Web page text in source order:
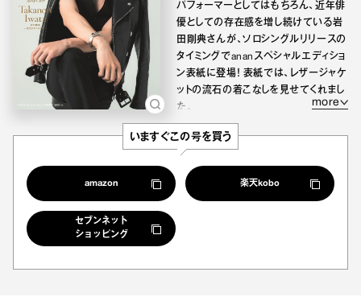
more
パフォーマーとしてはもちろん、近年俳
優としての存在感を増し続けている岩
田剛典さんが、ソロシングルリリースの
タイミングでananスペシャルエディショ
ン表紙に登場！ 表紙では、レザージャケ
ットの流石の着こなしを見せてくれまし
た。
いますぐこの号を買う
amazon 楽天kobo
セブンネット
ショッピング